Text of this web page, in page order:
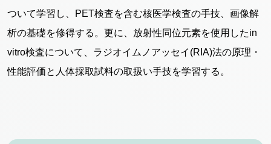
ついて学習し、PET検査を含む核医学検査の手技、画像解
析の基礎を修得する。更に、放射性同位元素を使用したin
vitro検査について、ラジオイムノアッセイ(RIA)法の原理・
性能評価と人体採取試料の取扱い手技を学習する。